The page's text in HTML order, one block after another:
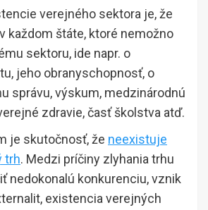
verejného sektora je, že
každom štáte, ktoré nemožno
sektoru, ide napr. o
jeho obranyschopnosť, o
správu, výskum, medzinárodnú
zdravie, časť školstva atď.
je skutočnosť, že neexistuje
trh. Medzi príčiny zlyhania trhu
nedokonalú konkurenciu, vznik
existencia verejných